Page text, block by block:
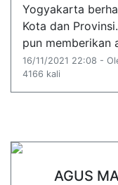
Yogyakarta
Kota dan
pun memberikan
16/11/2021 22:08 -
4166 kali
AGUS